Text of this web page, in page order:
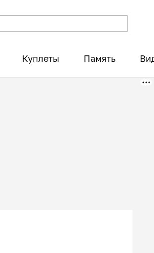
Куплеты Память